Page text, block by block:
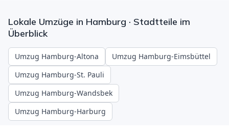
Lokale Umzüge in Hamburg · Stadtteile im
Überblick
Umzug Hamburg-Altona
Umzug Hamburg-Eimsbüttel
Umzug Hamburg-St. Pauli
Umzug Hamburg-Wandsbek
Umzug Hamburg-Harburg